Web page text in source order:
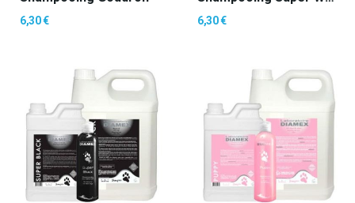
6,30 € 6,30 €